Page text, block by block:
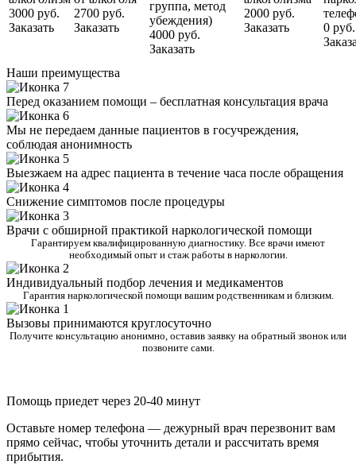
3000 руб.
Заказать
2700 руб.
Заказать
группа, метод
убеждения)
4000 руб.
Заказать
2000 руб.
Заказать
0 руб.
Наши преимущества
Перед оказанием помощи – бесплатная консультация врача
Мы не передаем данные пациентов в госучреждения,
соблюдая анонимность
Выезжаем на адрес пациента в течение часа после обращения
Снижение симптомов после процедуры
Врачи с обширной практикой наркологической помощи
Гарантируем квалифицированную диагностику. Все врачи имеют
необходимый опыт и стаж работы в наркологии.
Индивидуальный подбор лечения и медикаментов
Гарантия наркологической помощи вашим родственникам и близким.
Вызовы принимаются круглосуточно
Получите консультацию анонимно, оставив заявку на обратный звонок или
позвоните сами.
Помощь приедет через 20-40 минут
Оставьте номер телефона — дежурный врач перезвонит вам
прямо сейчас, чтобы уточнить детали и рассчитать время
прибытия.